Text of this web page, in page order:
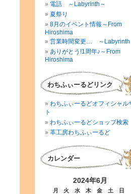
電話 ～Labyrinth～
夏祭り
8月のイベント情報～From
Hiroshima
営業時間変更… ～Labyrinth
ありがとう!1周年♪～From
Hiroshima
わちふぃーるどリンク
わちふぃーるどオフィシャル
ト
わちふぃーるどショップ検索
革工房わちふぃーるど
カレンダー
2024年6月
月 火 水 木 金 土
日